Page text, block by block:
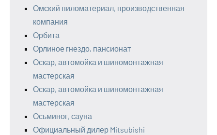
Омский пиломатериал, производственная
компания
Орбита
Орлиное гнездо, пансионат
Оскар, автомойка и шиномонтажная
мастерская
Оскар, автомойка и шиномонтажная
мастерская
Осьминог, сауна
Официальный дилер Mitsubishi